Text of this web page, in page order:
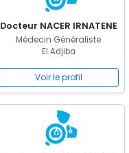
Docteur NACER IRNATENE
Médecin Généraliste
El Adjiba
Voir le profil